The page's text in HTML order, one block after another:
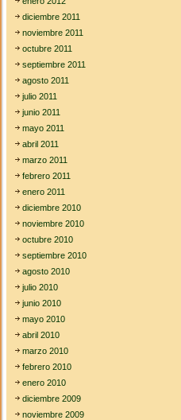
diciembre 2011
noviembre 2011
octubre 2011
septiembre 2011
agosto 2011
julio 2011
junio 2011
mayo 2011
abril 2011
marzo 2011
febrero 2011
enero 2011
diciembre 2010
noviembre 2010
octubre 2010
septiembre 2010
agosto 2010
julio 2010
junio 2010
mayo 2010
abril 2010
marzo 2010
febrero 2010
enero 2010
diciembre 2009
noviembre 2009